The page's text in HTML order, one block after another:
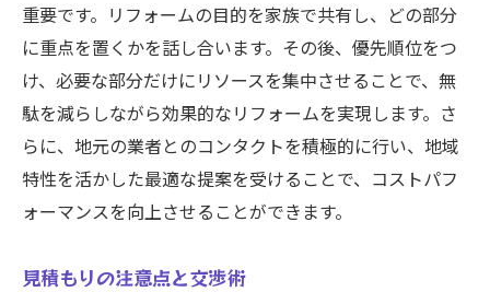
重要です。リフォームの目的を家族で共有し、どの部分
に重点を置くかを話し合います。その後、優先順位をつ
け、必要な部分だけにリソースを集中させることで、無
駄を減らしながら効果的なリフォームを実現します。さ
らに、地元の業者とのコンタクトを積極的に行い、地域
特性を活かした最適な提案を受けることで、コストパフ
ォーマンスを向上させることができます。
見積もりの注意点と交渉術